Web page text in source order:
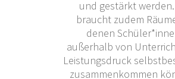
und gestärkt
braucht zudem
denen
außerhalb von
Leistungsdruck
zusammenkommen